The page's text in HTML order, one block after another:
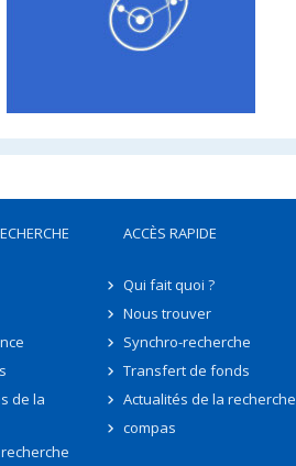
de la
ACCÈS RAPIDE
Qui fait quoi ?
Nous trouver
Synchro-recherche
Transfert de fonds
Actualités de la recherche
compas